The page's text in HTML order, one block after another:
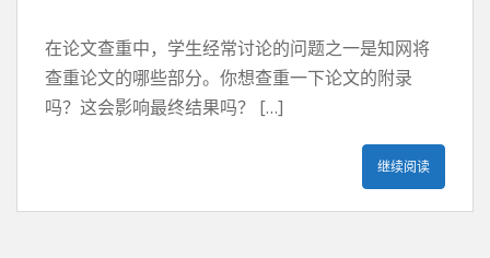
在论文查重中，学生经常讨论的问题之一是知网将
查重论文的哪些部分。你想查重一下论文的附录
吗？这会影响最终结果吗？ […]
继续阅读